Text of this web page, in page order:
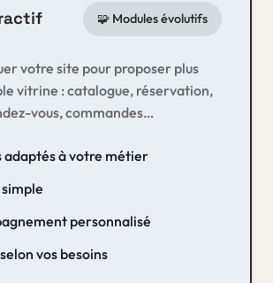
🧩 Modules évolutifs
votre site pour proposer plus
vitrine : catalogue, réservation,
vous, commandes…
adaptés à votre métier
personnalisé
vos besoins